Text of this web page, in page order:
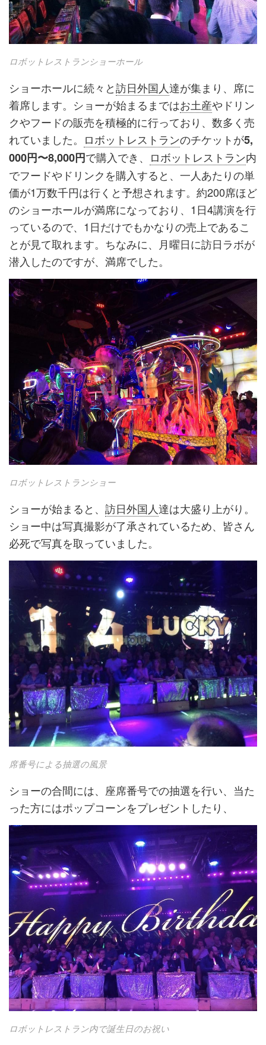
ロボットレストランショーホール
ショーホールに続々と訪日外国人達が集まり、席に
着席します。ショーが始まるまではお土産やドリン
クやフードの販売を積極的に行っており、数多く売
れていました。 ロボットレストランのチケットが5,
000円〜8,000円で購入でき、 ロボットレストラン内
でフードやドリンクを購入すると、一人あたりの単
価が1万数千円は行くと予想されます。約200席ほど
のショーホールが満席になっており、1日4講演を行
っているので、1日だけでもかなりの売上であるこ
とが見て取れます。ちなみに、月曜日に訪日ラボが
潜入したのですが、満席でした。
ロボットレストランショー
ショーが始まると、 訪日外国人達は大盛り上がり。
ショー中は写真撮影が了承されているため、皆さん
必死で写真を取っていました。
席番号による抽選の風景
ショーの合間には、座席番号での抽選を行い、当た
った方にはポップコーンをプレゼントしたり、
ロボットレストラン内で誕生日のお祝い